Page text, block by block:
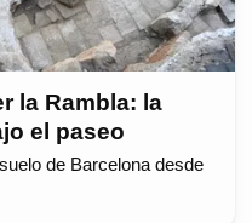
la Rambla: la
el paseo
de Barcelona desde